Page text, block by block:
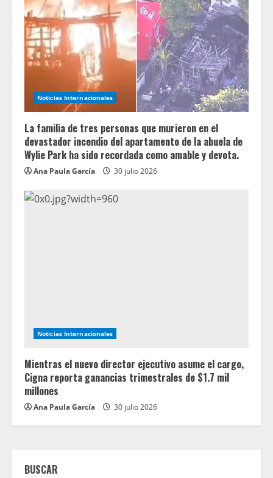
Noticias Internacionales
La familia de tres personas que murieron en el
devastador incendio del apartamento de la abuela de
Wylie Park ha sido recordada como amable y devota.
Ana Paula García 30 julio 2026
Noticias Internacionales
Mientras el nuevo director ejecutivo asume el cargo,
Cigna reporta ganancias trimestrales de $1.7 mil
millones
Ana Paula García 30 julio 2026
BUSCAR